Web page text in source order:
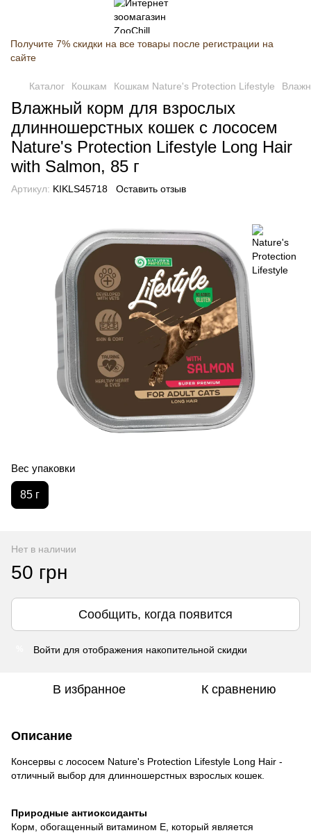
Получите 7% скидки на все товары после регистрации на
сайте
Каталог Кошкам Кошкам Nature's Protection Lifestyle
Влажный корм для взрослых
длинношерстных кошек с лососем
Nature's Protection Lifestyle Long Hair
with Salmon, 85 г
Артикул: KIKLS45718 Оставить отзыв
Вес упаковки
85 г
Нет в наличии
50 грн
Сообщить, когда появится
Войти для отображения накопительной скидки
В избранное К сравнению
Описание
Консервы с лососем Nature's Protection Lifestyle Long Hair -
отличный выбор для длинношерстных взрослых кошек.
Природные антиоксиданты
Корм, обогащенный витамином Е, который является